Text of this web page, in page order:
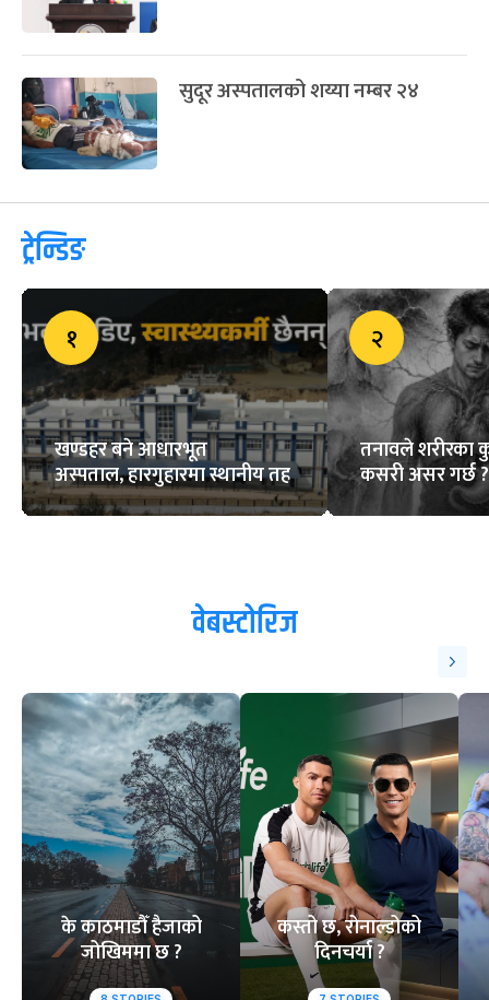
सुदूर अस्पतालको शय्या नम्बर २४
ट्रेन्डिङ
१
खण्डहर बने आधारभूत
अस्पताल, हारगुहारमा स्थानीय तह
२
तनावले
कसरी असर गर्छ ?
वेबस्टोरिज
के काठमाडौँ हैजाको
जोखिममा छ ?
कस्तो छ, रोनाल्डोको
दिनचर्या ?